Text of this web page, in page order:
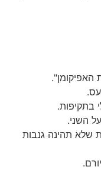
בתקיפות.
השני.
שלא תהינה גנבות